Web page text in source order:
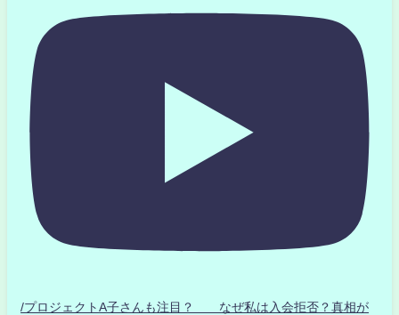
/プロジェクトA子さんも注目？ なぜ私は入会拒否？真相が